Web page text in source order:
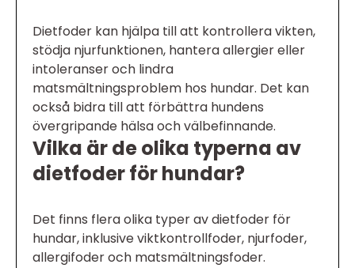
Dietfoder kan hjälpa till att kontrollera vikten,
stödja njurfunktionen, hantera allergier eller
intoleranser och lindra
matsmältningsproblem hos hundar. Det kan
också bidra till att förbättra hundens
övergripande hälsa och välbefinnande.
Vilka är de olika typerna av
dietfoder för hundar?
Det finns flera olika typer av dietfoder för
hundar, inklusive viktkontrollfoder, njurfoder,
allergifoder och matsmältningsfoder.